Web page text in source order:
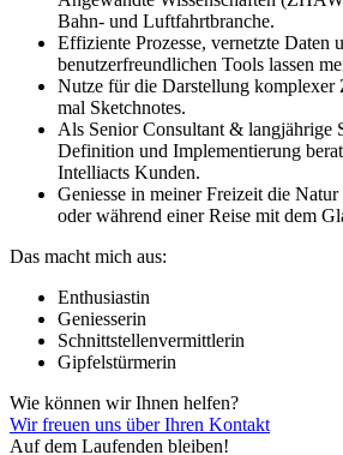
Bahn- und Luftfahrtbranche.
Effiziente Prozesse, vernetzte Daten
benutzerfreundlichen Tools lassen
Nutze für die Darstellung komplexer
mal Sketchnotes.
Als Senior Consultant & langjährige
Definition und Implementierung
Intelliacts Kunden.
Geniesse in meiner Freizeit die
oder während einer Reise mit dem
Das macht mich aus:
Enthusiastin
Geniesserin
Schnittstellenvermittlerin
Gipfelstürmerin
Wie können wir Ihnen helfen?
Wir freuen uns über Ihren Kontakt
Auf dem Laufenden bleiben!